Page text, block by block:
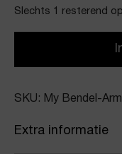
Slechts 1 resterend
SKU: My Bendel-
Extra informatie